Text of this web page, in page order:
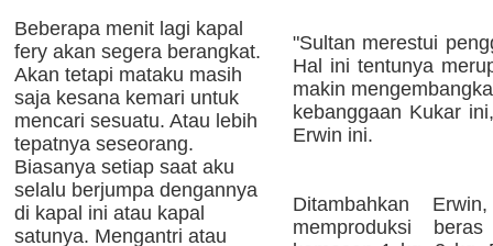
Beberapa menit lagi kapal
fery akan segera berangkat.
Akan tetapi mataku masih
saja kesana kemari untuk
mencari sesuatu. Atau lebih
tepatnya seseorang.
Biasanya setiap saat aku
selalu berjumpa dengannya
di kapal ini atau kapal
satunya. Mengantri atau
"Sultan merestui
Hal ini tentunya
makin
kebanggaan Kukar
Erwin ini.
Ditambahkan
memproduksi